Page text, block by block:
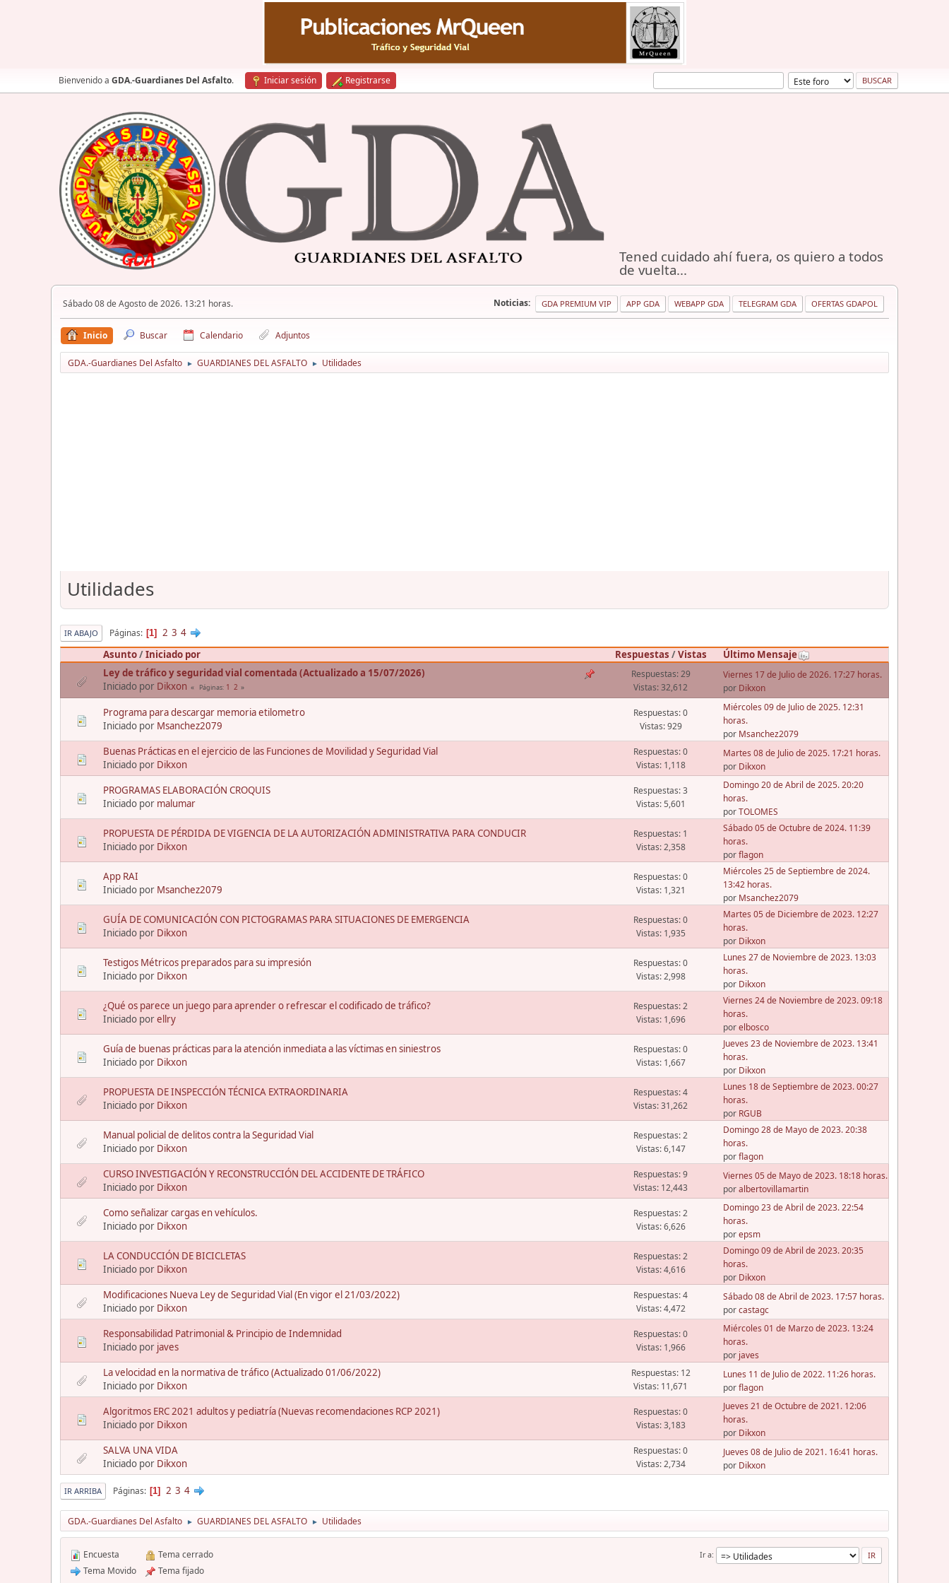
Bienvenido a GDA.-Guardianes Del Asfalto. Iniciar sesión Registrarse
Tened cuidado ahí fuera, os quiero a todos
de vuelta...
Sábado 08 de Agosto de 2026. 13:21 horas. Noticias: GDA PREMIUM VIP APP GDA WEBAPP GDA TELEGRAM GDA OFERTAS GDAPOL
Inicio Buscar Calendario Adjuntos
GDA.-Guardianes Del Asfalto ► GUARDIANES DEL ASFALTO ► Utilidades
Utilidades
IR ABAJO Páginas 1 2 3 4
Asunto/Iniciado por Respuestas /Vistas
Último Mensaje
Ley de tráfico y seguridad vial comentada (Actualizado a 15/07/2026)
Iniciado por Dikxon Páginas 1 2
Respuestas: 29
Vistas: 32,612
Viernes 17 de Julio de 2026. 17:27 horas.
por Dikxon
Programa para descargar memoria etilometro
Iniciado por Msanchez2079
Respuestas: 0
Vistas: 929
Miércoles 09 de Julio de 2025. 12:31
horas.
por Msanchez2079
Buenas Prácticas en el ejercicio de las Funciones de Movilidad y Seguridad Vial
Iniciado por Dikxon
Respuestas: 0
Vistas: 1,118
Martes 08 de Julio de 2025. 17:21 horas.
por Dikxon
PROGRAMAS ELABORACIÓN CROQUIS
Iniciado por malumar
Respuestas: 3
Vistas: 5,601
Domingo 20 de Abril de 2025. 20:20
horas.
porTOLOMES
PROPUESTA DE PÉRDIDA DE VIGENCIA DE LA AUTORIZACIÓN ADMINISTRATIVA PARA CONDUCIR
Iniciado por Dikxon
Respuestas: 1
Vistas: 2,358
Sábado 05 de Octubre de 2024. 11:39
horas.
porflagon
App RAI
Iniciado por Msanchez2079
Respuestas: 0
Vistas: 1,321
Miércoles 25 de Septiembre de 2024.
13:42 horas.
por Msanchez2079
GUÍA DE COMUNICACIÓN CON PICTOGRAMAS PARA SITUACIONES DE EMERGENCIA
Iniciado por Dikxon
Respuestas: 0
Vistas: 1,935
Martes 05 de Diciembre de 2023. 12:27
horas.
por Dikxon
Testigos Métricos preparados para su impresión
Iniciado por Dikxon
Respuestas: 0
Vistas: 2,998
Lunes 27 de Noviembre de 2023. 13:03
horas.
por Dikxon
¿Qué os parece un juego para aprender o refrescar el codificado de tráfico?
Iniciado porellry
Respuestas: 2
Vistas: 1,696
Viernes 24 de Noviembre de 2023. 09:18
horas.
porelbosco
Guía de buenas prácticas para la atención inmediata a las víctimas en siniestros
Iniciado por Dikxon
Respuestas: 0
Vistas: 1,667
Jueves 23 de Noviembre de 2023. 13:41
horas.
por Dikxon
PROPUESTA DE INSPECCIÓN TÉCNICA EXTRAORDINARIA
Iniciado por Dikxon
Respuestas: 4
Vistas: 31,262
Lunes 18 de Septiembre de 2023. 00:27
horas.
por RGUB
Manual policial de delitos contra la Seguridad Vial
Iniciado por Dikxon
Respuestas: 2
Vistas: 6,147
Domingo 28 de Mayo de 2023. 20:38
horas.
porflagon
CURSO INVESTIGACIÓN Y RECONSTRUCCIÓN DEL ACCIDENTE DE TRÁFICO
Iniciado por Dikxon
Respuestas: 9
Vistas: 12,443
Viernes 05 de Mayo de 2023. 18:18 horas.
poralbertovillamartin
Como señalizar cargas en vehículos.
Iniciado por Dikxon
Respuestas: 2
Vistas: 6,626
Domingo 23 de Abril de 2023. 22:54
horas.
porepsm
LA CONDUCCIÓN DE BICICLETAS
Iniciado por Dikxon
Respuestas: 2
Vistas: 4,616
Domingo 09 de Abril de 2023. 20:35
horas.
por Dikxon
Modificaciones Nueva Ley de Seguridad Vial (En vigor el 21/03/2022)
Iniciado por Dikxon
Respuestas: 4
Vistas: 4,472
Sábado 08 de Abril de 2023. 17:57 horas.
porcastagc
Responsabilidad Patrimonial & Principio de Indemnidad
Iniciado por javes
Respuestas: 0
Vistas: 1,966
Miércoles 01 de Marzo de 2023. 13:24
horas.
por javes
La velocidad en la normativa de tráfico (Actualizado 01/06/2022)
Iniciado por Dikxon
Respuestas: 12
Vistas: 11,671
Lunes 11 de Julio de 2022. 11:26 horas.
porflagon
Algoritmos ERC 2021 adultos y pediatría (Nuevas recomendaciones RCP 2021)
Iniciado por Dikxon
Respuestas: 0
Vistas: 3,183
Jueves 21 de Octubre de 2021. 12:06
horas.
por Dikxon
SALVA UNA VIDA
Iniciado por Dikxon
Respuestas: 0
Vistas: 2,734
Jueves 08 de Julio de 2021. 16:41 horas.
por Dikxon
IR ARRIBA Páginas 1 2 3 4
GDA.-Guardianes Del Asfalto ► GUARDIANES DEL ASFALTO ► Utilidades
Ir a
Encuesta
Tema Movido
Tema cerrado
Tema fijado